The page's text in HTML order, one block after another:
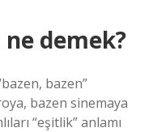
ne demek?
bazen”
bazen sinemaya
“eşitlik” anlamı